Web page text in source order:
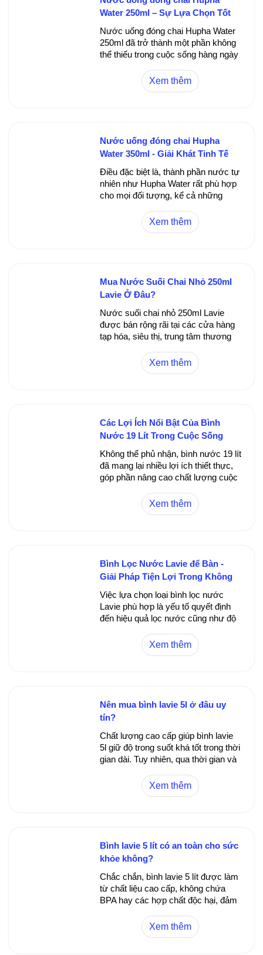
Water 250ml – Sự Lựa Chọn Tốt
Nhất Cho Cuộc Sống Hiện Đại
Nước uống đóng chai Hupha Water
250ml đã trở thành một phần không
thể thiếu trong cuộc sống hàng ngày
Sản phẩm này không chỉ đảm bảo
về chất lượng mà còn mang lại sự
dễ mang theo cùng nguồn nước
sạch, tươi mát, Hupha Water 250ml
trở thành sự lựa chọn lý tưởng cho
sức khỏe và phong cách sống năng
động.
Xem thêm
Nước uống đóng chai Hupha
Water 350ml - Giải Khát Tinh Tế
Gọn Nhẹ Mỗi Ngày
Điều đặc biệt là, thành phần nước tự
nhiên như Hupha Water rất phù hợp
cho mọi đối tượng, kể cả những
điều trị bệnh lý nhất định. Việc duy trì
sử dụng đều đặn giúp duy trì sức
Xem thêm
Mua Nước Suối Chai Nhỏ 250ml
Lavie Ở Đâu?
Nước suối chai nhỏ 250ml Lavie
được bán rộng rãi tại các cửa hàng
tạp hóa, siêu thị, trung tâm thương
kênh bán hàng trực tuyến. Bạn có
thể dễ dàng tìm mua sản phẩm ở bất
Xem thêm
Các Lợi Ích Nổi Bật Của Bình
Nước 19 Lít Trong Cuộc Sống
Hàng Ngày
Không thể phủ nhận, bình nước 19 lít
đã mang lại nhiều lợi ích thiết thực,
góp phần nâng cao chất lượng cuộc
cung cấp nguồn nước sạch và an
toàn cho gia đình đến việc giảm thiểu
Xem thêm
Bình Lọc Nước Lavie để Bàn -
Giải Pháp Tiện Lợi Trong Không
Gian Hẹp
Việc lựa chọn loại bình lọc nước
Lavie phù hợp là yếu tố quyết định
đến hiệu quả lọc nước cũng như độ
bình lọc Lavie phổ biến trên thị
trường và đặc điểm từng loại để giúp
Xem thêm
Nên mua bình lavie 5l ở đâu uy
tín?
Chất lượng cao cấp giúp bình lavie
5l giữ độ trong suốt khá tốt trong thời
gian dài. Tuy nhiên, qua thời gian và
xuất hiện các vết ố hoặc vàng ố do
tác động của nước. Bảo trì vệ sinh
Xem thêm
Bình lavie 5 lít có an toàn cho sức
khỏe không?
Chắc chắn, bình lavie 5 lít được làm
từ chất liệu cao cấp, không chứa
BPA hay các hợp chất độc hại, đảm
dùng. Các nhà sản xuất đã kiểm
định kỹ lưỡng về tiêu chuẩn chất
Xem thêm